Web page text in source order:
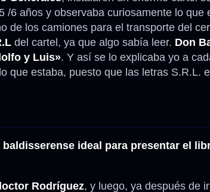
/6 años y observaba curiosamente lo que
de los camiones para el transporte del
del cartel, ya que algo sabía leer. Don
y Luis». Y así se lo explicaba yo a
que estaba, puesto que las letras S.R.L.
ideal para presentar el
Rodríguez, y luego, ya después de